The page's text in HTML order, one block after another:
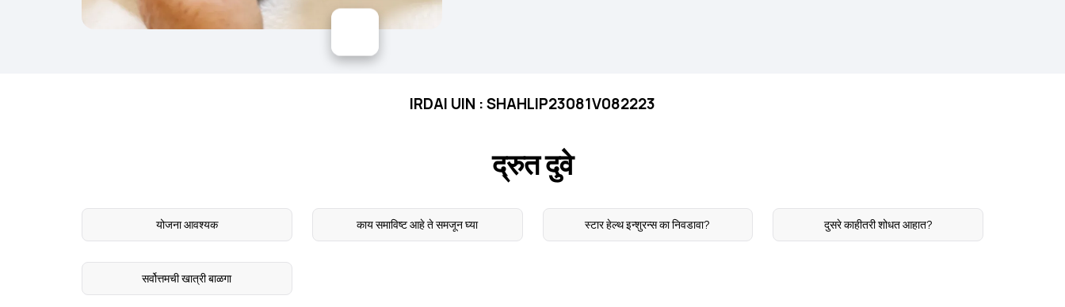
IRDAI UIN : SHAHLIP23081V082223
द्रुत दुवे
योजना आवश्यक काय समाविष्ट आहे ते समजून घ्या स्टार हेल्थ इन्शुरन्स का निवडावा? दुसरे काहीतरी शोधत आहात?
सर्वोत्तमची खात्री बाळगा